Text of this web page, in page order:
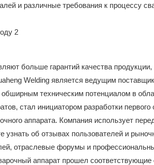
и различные требования к процессу
больше гарантий качества продукции,
Welding является ведущим
техническим потенциалом в
стал инициатором разработки первого
аппарата. Компания использует
об отзывах пользователей и
отраслевые форумы и
аппарат прошел соответствующие